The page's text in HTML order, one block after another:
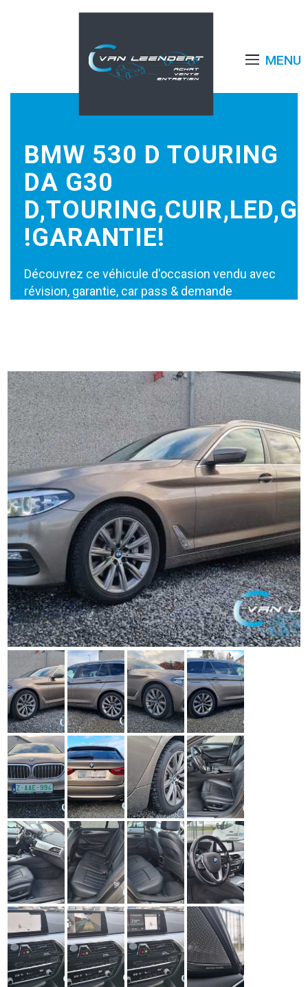
MENU
BMW 530 D TOURING
DA G30
!GARANTIE!
Découvrez ce véhicule d'occasion vendu avec
révision, garantie, car pass & demande